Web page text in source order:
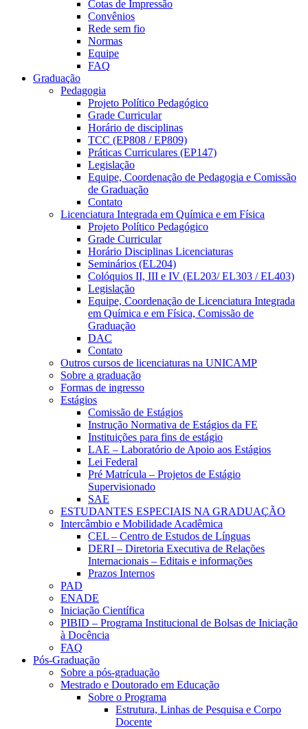
Cotas de Impressão
Convênios
Rede sem fio
Normas
Equipe
FAQ
Graduação
Pedagogia
Projeto Político Pedagógico
Grade Curricular
Horário de disciplinas
TCC (EP808 / EP809)
Práticas Curriculares (EP147)
Legislação
Equipe, Coordenação de Pedagogia e Comissão
de Graduação
Contato
Licenciatura Integrada em Química e em Física
Projeto Político Pedagógico
Grade Curricular
Horário Disciplinas Licenciaturas
Seminários (EL204)
Colóquios II, III e IV (EL203/ EL303 / EL403)
Legislação
Equipe, Coordenação de Licenciatura Integrada
em Química e em Física, Comissão de
Graduação
DAC
Contato
Outros cursos de licenciaturas na UNICAMP
Sobre a graduação
Formas de ingresso
Estágios
Comissão de Estágios
Instrução Normativa de Estágios da FE
Instituições para fins de estágio
LAE – Laboratório de Apoio aos Estágios
Lei Federal
Pré Matrícula – Projetos de Estágio
Supervisionado
SAE
ESTUDANTES ESPECIAIS NA GRADUAÇÃO
Intercâmbio e Mobilidade Acadêmica
CEL – Centro de Estudos de Línguas
DERI – Diretoria Executiva de Relações
Internacionais – Editais e informações
Prazos Internos
PAD
ENADE
Iniciação Científica
PIBID – Programa Institucional de Bolsas de Iniciação
à Docência
FAQ
Pós-Graduação
Sobre a pós-graduação
Mestrado e Doutorado em Educação
Sobre o Programa
Estrutura, Linhas de Pesquisa e Corpo
Docente